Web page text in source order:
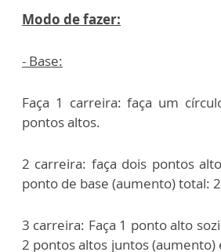
Modo de fazer:
- Base:
Faça 1 carreira: faça um
pontos altos.
2 carreira: faça dois pontos
ponto de base (aumento) total:
3 carreira: Faça 1 ponto alto
2 pontos altos juntos (aumento)